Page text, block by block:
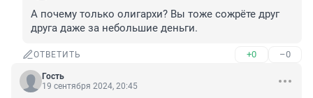
А почему только олигархи? Вы тоже сожрёте друг
друга даже за небольшие деньги.
ОТВЕТИТЬ +0 –0
Гость
19 сентября 2024, 20:45